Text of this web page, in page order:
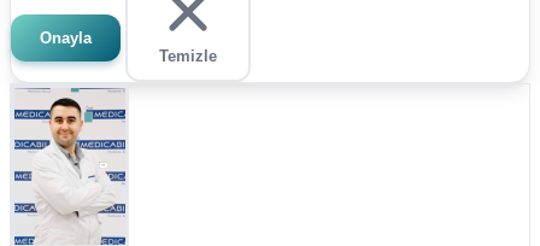
Onayla
Temizle